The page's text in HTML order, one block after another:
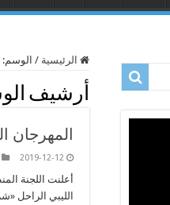
الرئيسية / الوسم:
أرشيف
المهرجان
2019-12-12